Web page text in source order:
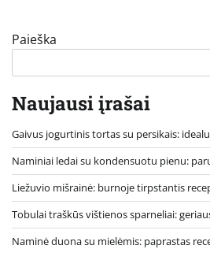
Paieška
Naujausi įrašai
Gaivus jogurtinis tortas su persikais:
Naminiai ledai su kondensuotu pienu:
Liežuvio mišrainė: burnoje tirpstantis
Tobulai traškūs vištienos sparneliai:
Naminė duona su mielėmis: paprastas